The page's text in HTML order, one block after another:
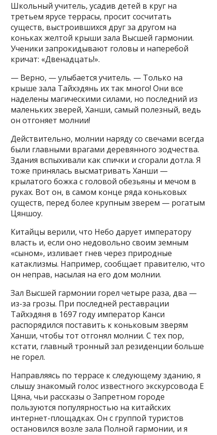
Школьный учитель, усадив детей в круг на
третьем ярусе террасы, просит сосчитать
существ, выстроившихся друг за другом на
коньках желтой крыши зала Высшей гармонии.
Ученики запрокидывают головы и наперебой
кричат: «Двенадцать!».
— Верно, — улыбается учитель. — Только на
крыше зала Тайхэдянь их так много! Они все
наделены магическими силами, но последний из
маленьких зверей, Ханши, самый полезный, ведь
он отгоняет молнии!
Действительно, молнии наряду со свечами всегда
были главными врагами деревянного зодчества.
Здания вспыхивали как спички и сгорали дотла. Я
тоже принялась высматривать Ханши —
крылатого божка с головой обезьяны и мечом в
руках. Вот он, в самом конце ряда коньковых
существ, перед более крупным зверем — рогатым
Цяншоу.
Китайцы верили, что Небо дарует императору
власть и, если оно недовольно своим земным
«сыном», изливает гнев через природные
катаклизмы. Например, сообщает правителю, что
он неправ, насылая на его дом молнии.
Зал Высшей гармонии горел четыре раза, два —
из-за грозы. При последней реставрации
Тайхэдяня в 1697 году император Канси
распорядился поставить к коньковым зверям
Ханши, чтобы тот отгонял молнии. С тех пор,
кстати, главный тронный зал резиденции больше
не горел.
Направляясь по террасе к следующему зданию, я
слышу знакомый голос известного экскурсовода Е
Цяна, чьи рассказы о Запретном городе
пользуются популярностью на китайских
интернет-площадках. Он с группой туристов
остановился возле зала Полной гармонии, и я